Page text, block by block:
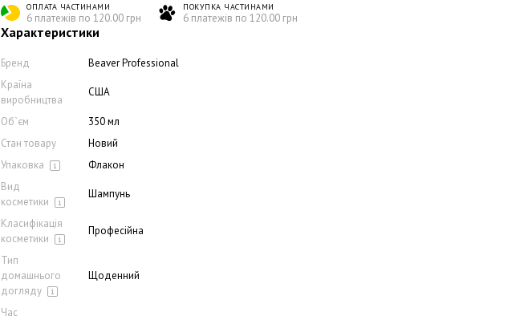
ОПЛАТА ЧАСТИНАМИ
6 платежів по 120.00 грн
ПОКУПКА ЧАСТИНАМИ
6 платежів по 120.00 грн
Характеристики
Бренд
Beaver Professional
Країна
виробництва
США
Об`єм
350 мл
Стан товару
Новий
Упаковка
Флакон
Вид
косметики
Шампунь
Класифікація
косметики
Професійна
Тип
домашнього
догляду
Щоденний
Час